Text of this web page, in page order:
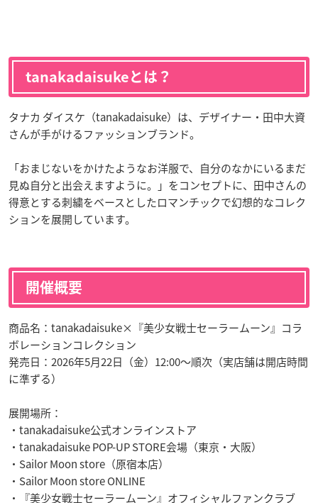
tanakadaisukeとは？
タナカ ダイスケ（tanakadaisuke）は、デザイナー・田中大資
さんが手がけるファッションブランド。
「おまじないをかけたようなお洋服で、自分のなかにいるまだ
見ぬ自分と出会えますように。」をコンセプトに、田中さんの
得意とする刺繍をベースとしたロマンチックで幻想的なコレク
ションを展開しています。
開催概要
商品名：tanakadaisuke×『美少女戦士セーラームーン』コラ
ボレーションコレクション
発売日：2026年5月22日（金）12:00～順次（実店舗は開店時間
に準ずる）
展開場所：
・tanakadaisuke公式オンラインストア
・tanakadaisuke POP-UP STORE会場（東京・大阪）
・Sailor Moon store（原宿本店）
・Sailor Moon store ONLINE
・『美少女戦士セーラームーン』オフィシャルファンクラブ